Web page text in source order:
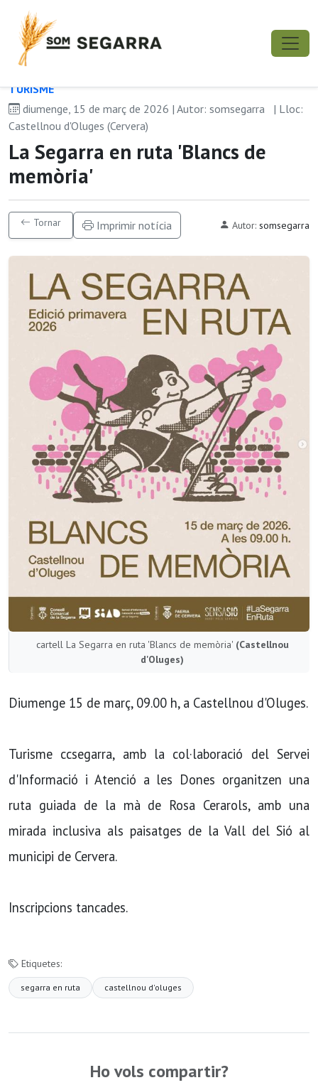
TURISME
diumenge, 15 de març de 2026 | Autor: somsegarra
| Lloc:
Castellnou d'Oluges (Cervera)
La Segarra en ruta 'Blancs de
memòria'
Tornar Imprimir notícia Autor: somsegarra
cartell La Segarra en ruta 'Blancs de memòria' (Castellnou
d'Oluges)
Diumenge 15 de març, 09.00 h, a Castellnou d'Oluges.
Turisme ccsegarra, amb la col·laboració del Servei
d'Informació i Atenció a les Dones organitzen una
ruta guiada de la mà de Rosa Cerarols, amb una
mirada inclusiva als paisatges de la Vall del Sió al
municipi de Cervera.
Inscripcions tancades.
Etiquetes:
segarra en ruta castellnou d'oluges
Ho vols compartir?